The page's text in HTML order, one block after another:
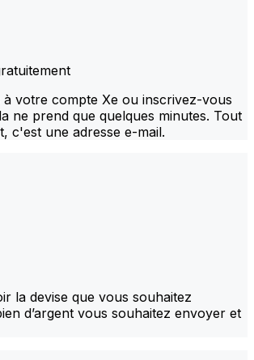
votre compte Xe ou inscrivez-vous
ne prend que quelques minutes. Tout
c'est une adresse e-mail.
la devise que vous souhaitez
d’argent vous souhaitez envoyer et